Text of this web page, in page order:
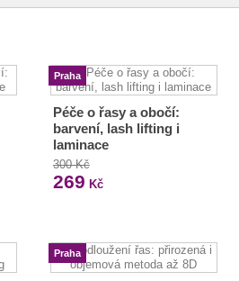
Praha
Péče o řasy a obočí:
barvení, lash lifting i
laminace
300 Kč
269 Kč
Praha